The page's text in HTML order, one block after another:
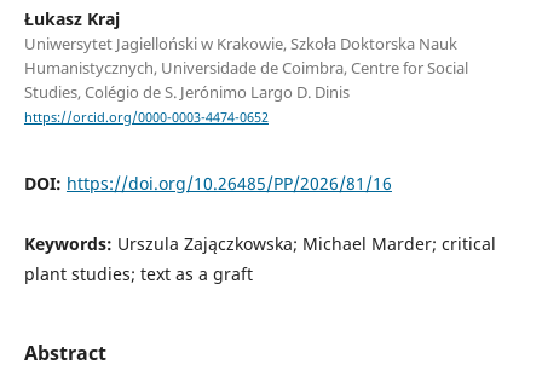
Łukasz Kraj
Uniwersytet Jagielloński w Krakowie, Szkoła Doktorska Nauk
Humanistycznych, Universidade de Coimbra, Centre for Social
Studies, Colégio de S. Jerónimo Largo D. Dinis
https://orcid.org/0000-0003-4474-0652
DOI: https://doi.org/10.26485/PP/2026/81/16
Keywords: Urszula Zajączkowska; Michael Marder; critical
plant studies; text as a graft
Abstract